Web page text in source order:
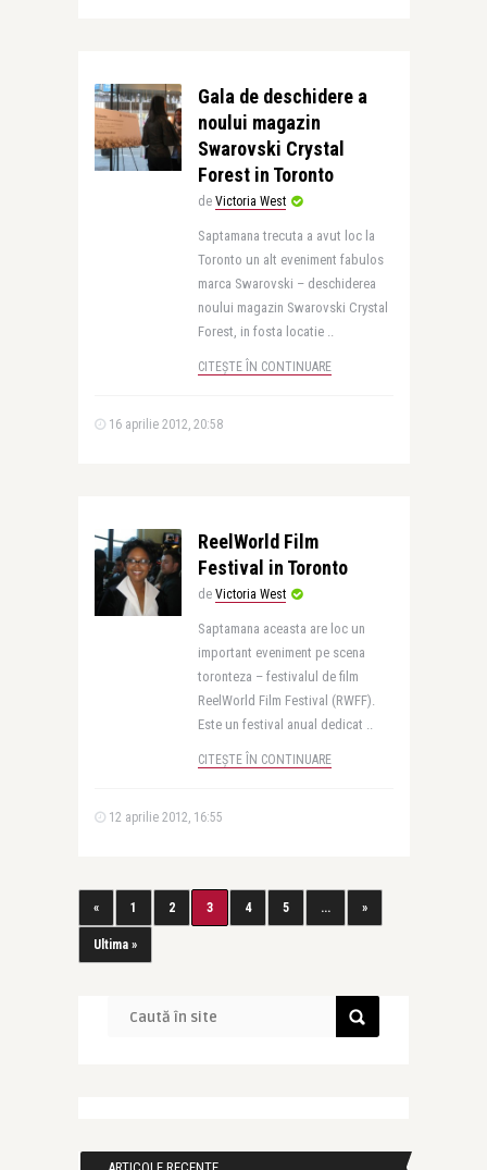
Gala de deschidere a
noului magazin
Swarovski Crystal
Forest in Toronto
de Victoria West
Saptamana trecuta a avut loc la
Toronto un alt eveniment fabulos
marca Swarovski – deschiderea
noului magazin Swarovski Crystal
Forest, in fosta locatie ..
CITEȘTE ÎN CONTINUARE
16 aprilie 2012, 20:58
ReelWorld Film
Festival in Toronto
de Victoria West
Saptamana aceasta are loc un
important eveniment pe scena
toronteza – festivalul de film
ReelWorld Film Festival (RWFF).
Este un festival anual dedicat ..
CITEȘTE ÎN CONTINUARE
12 aprilie 2012, 16:55
« 1 2 3 4 5 ... »
Ultima »